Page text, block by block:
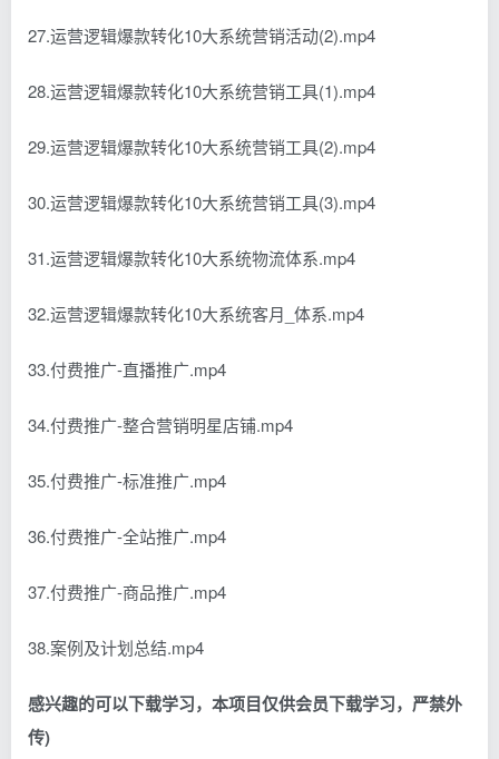
27.运营逻辑爆款转化10大系统营销活动(2).mp4
28.运营逻辑爆款转化10大系统营销工具(1).mp4
29.运营逻辑爆款转化10大系统营销工具(2).mp4
30.运营逻辑爆款转化10大系统营销工具(3).mp4
31.运营逻辑爆款转化10大系统物流体系.mp4
32.运营逻辑爆款转化10大系统客月_体系.mp4
33.付费推广-直播推广.mp4
34.付费推广-整合营销明星店铺.mp4
35.付费推广-标准推广.mp4
36.付费推广-全站推广.mp4
37.付费推广-商品推广.mp4
38.案例及计划总结.mp4
感兴趣的可以下载学习，本项目仅供会员下载学习，严禁外
传)